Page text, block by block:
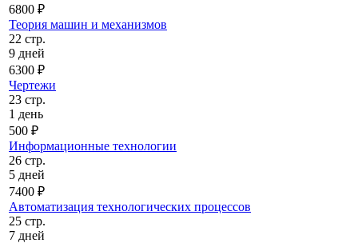
6800 ₽
Теория машин и механизмов
22 стр.
9 дней
6300 ₽
Чертежи
23 стр.
1 день
500 ₽
Информационные технологии
26 стр.
5 дней
7400 ₽
Автоматизация технологических процессов
25 стр.
7 дней